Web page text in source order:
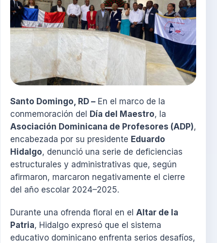
Santo Domingo, RD – En el marco de la
conmemoración del
Día del Maestro, la
Asociación Dominicana de Profesores (ADP),
encabezada por su presidente Eduardo
Hidalgo, denunció una serie de deficiencias
estructurales y administrativas que, según
afirmaron, marcaron negativamente el cierre
del año escolar 2024–2025.
Durante una ofrenda floral en el Altar de la
Patria, Hidalgo expresó que el sistema
educativo dominicano enfrenta serios desafíos,